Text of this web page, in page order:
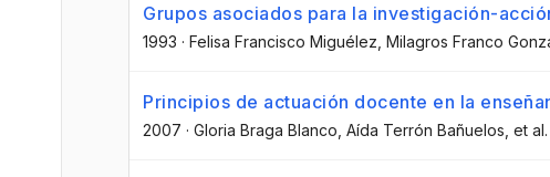
Grupos asociados para la investigación-
1993 · Felisa Francisco Miguélez , Milagros Franco
Principios de actuación docente en la
2007 · Gloria Braga Blanco , Aída Terrón Bañuelos , et al.